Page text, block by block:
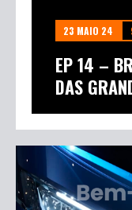
23 MAIO 24
EP 14 –
DAS